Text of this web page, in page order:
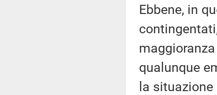
Ebbene, in
qualunque
la